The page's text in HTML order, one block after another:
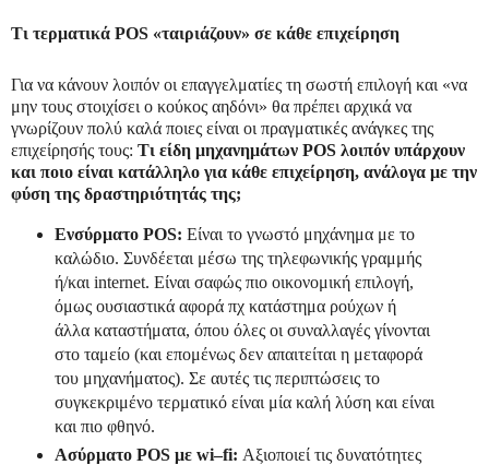
Τι τερματικά POS «ταιριάζουν» σε κάθε επιχείρηση
Για να κάνουν λοιπόν οι επαγγελματίες τη σωστή επιλογή και «να
μην τους στοιχίσει ο κούκος αηδόνι» θα πρέπει αρχικά να
γνωρίζουν πολύ καλά ποιες είναι οι πραγματικές ανάγκες της
επιχείρησής τους: Τι είδη μηχανημάτων POS λοιπόν υπάρχουν
και ποιο είναι κατάλληλο για κάθε επιχείρηση, ανάλογα με την
φύση της δραστηριότητάς της;
Ενσύρματο POS: Είναι το γνωστό μηχάνημα με το
καλώδιο. Συνδέεται μέσω της τηλεφωνικής γραμμής
ή/και internet. Είναι σαφώς πιο οικονομική επιλογή,
όμως ουσιαστικά αφορά πχ κατάστημα ρούχων ή
άλλα καταστήματα, όπου όλες οι συναλλαγές γίνονται
στο ταμείο (και επομένως δεν απαιτείται η μεταφορά
του μηχανήματος). Σε αυτές τις περιπτώσεις το
συγκεκριμένο τερματικό είναι μία καλή λύση και είναι
και πιο φθηνό.
Ασύρματο POSμε wi–fi: Αξιοποιεί τις δυνατότητες